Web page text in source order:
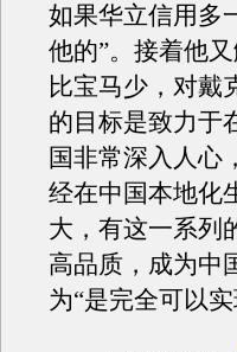
如果华立信用多
他的”。接着他
比宝马少，对戴
的目标是致力于
国非常深入人心
经在中国本地化
大，有这一系列
高品质，成为中
为“是完全可以实